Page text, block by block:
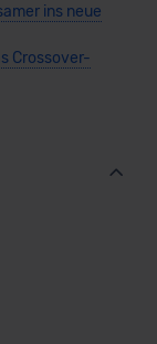
ins neue
Crossover-